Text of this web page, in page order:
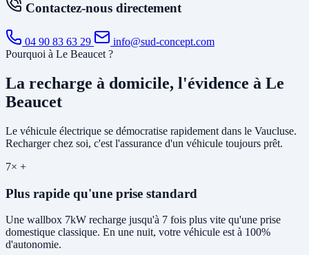
Contactez-nous directement
04 90 83 63 29
info@sud-concept.com
Pourquoi à Le Beaucet ?
La recharge à domicile, l'évidence à Le
Beaucet
Le véhicule électrique se démocratise rapidement dans le Vaucluse.
Recharger chez soi, c'est l'assurance d'un véhicule toujours prêt.
7× +
Plus rapide qu'une prise standard
Une wallbox 7kW recharge jusqu'à 7 fois plus vite qu'une prise
domestique classique. En une nuit, votre véhicule est à 100%
d'autonomie.